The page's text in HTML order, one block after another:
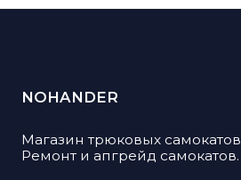
NOHANDER
Магазин трюковых
Ремонт и апгрейд самокатов.